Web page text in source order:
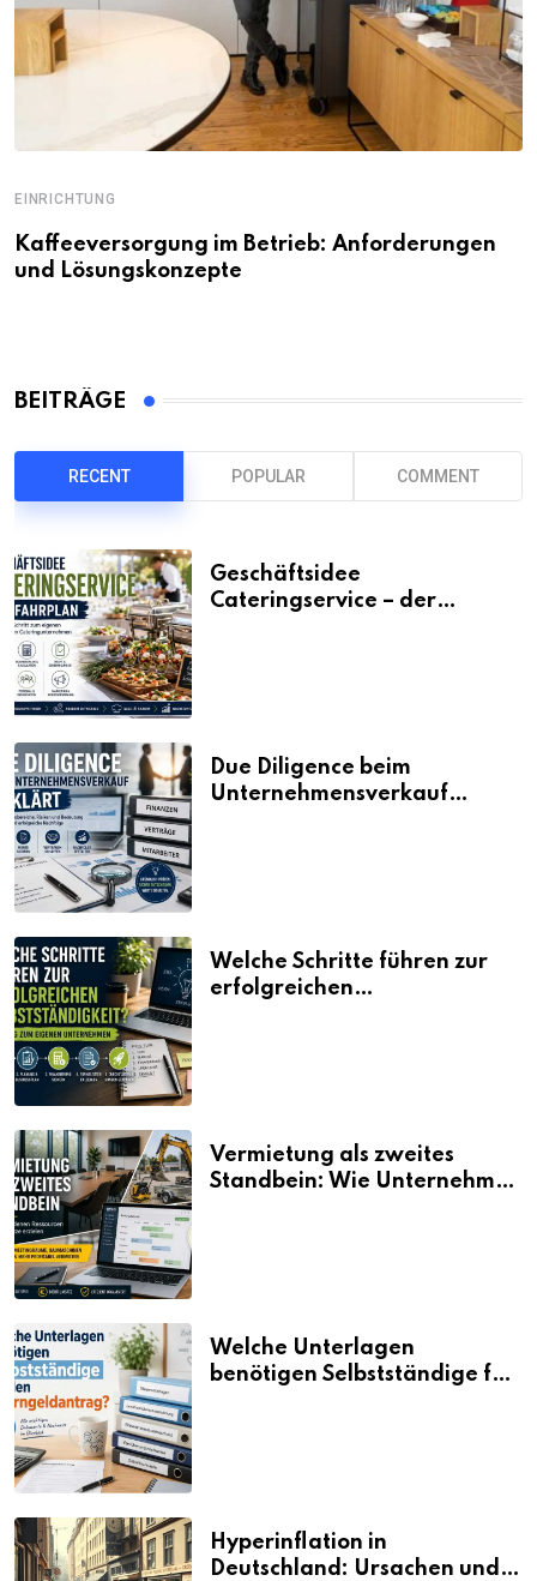
EINRICHTUNG
Kaffeeversorgung im Betrieb: Anforderungen
und Lösungskonzepte
BEITRÄGE
RECENT POPULAR COMMENT
Geschäftsidee
Cateringservice – der
Due Diligence beim
Unternehmensverkauf
Welche Schritte führen zur
erfolgreichen
Vermietung als zweites
Standbein: Wie Unternehmen
Welche Unterlagen
benötigen Selbstständige für
Hyperinflation in
Deutschland: Ursachen und